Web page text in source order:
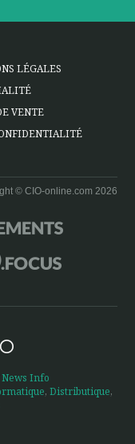
LÉGALES
VENTE
© CIO-online.com 2026
Info
, Distributique,